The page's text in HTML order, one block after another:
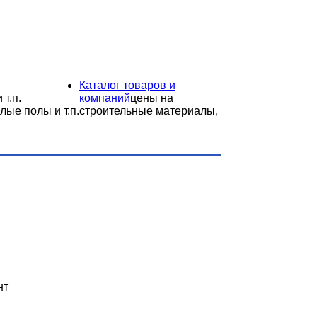
т.п.
полы и т.п.
Каталог товаров и
компанийцены на
строительные материалы,